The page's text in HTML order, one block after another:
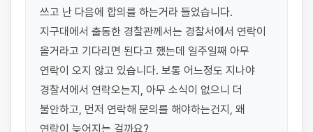
쓰고 난 다음에 합의를 하는거라 들었습니다.
지구대에서 출동한 경찰관께서는 경찰서에서 연락이
올거라고 기다리면 된다고 했는데 일주일째 아무
연락이 오지 않고 있습니다. 보통 어느정도 지나야
경찰서에서 연락오는지, 아무 소식이 없으니 더
불안하고, 먼저 연락해 문의를 해야하는건지, 왜
연락이 늦어지는 걸까요?